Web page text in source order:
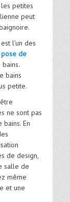
petites
peut
l’un des
de
bains
petite.
ne sont pas
En
de design,
salle de
même
et une